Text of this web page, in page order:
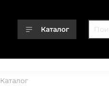
Каталог
Каталог